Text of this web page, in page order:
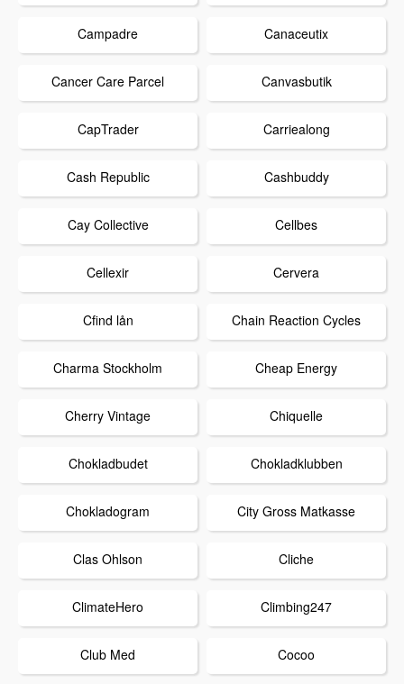
Campadre Canaceutix
Cancer Care Parcel Canvasbutik
CapTrader Carriealong
Cash Republic Cashbuddy
Cay Collective Cellbes
Cellexir Cervera
Cfind lån Chain Reaction Cycles
Charma Stockholm Cheap Energy
Cherry Vintage Chiquelle
Chokladbudet Chokladklubben
Chokladogram City Gross Matkasse
Clas Ohlson Cliche
ClimateHero Climbing247
Club Med Cocoo